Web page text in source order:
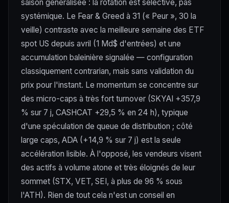
saison généralisée : la rotation est sélective, pas
systémique. Le Fear & Greed à 31 (« Peur », 30 la
veille) contraste avec la meilleure semaine des ETF
spot US depuis avril (1 Md$ d'entrées) et une
accumulation baleinière signalée — configuration
classiquement contrarian, mais sans validation du
prix pour l'instant. Le momentum se concentre sur
des micro-caps à très fort turnover (SKYAI +357,9
% sur 7 j, CASHCAT +29,5 % en 24 h), typique
d'une spéculation de queue de distribution ; côté
large caps, ADA (+14,9 % sur 7 j) est la seule
accélération lisible. À l'opposé, les vendeurs visent
des actifs à volume atone et très éloignés de leur
sommet (STX, VET, SEI, à plus de 96 % sous
l'ATH). Rien de tout cela n'est un conseil en